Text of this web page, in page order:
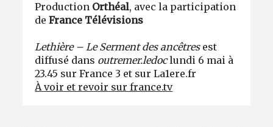
Production Orthéal, avec la participation
deFrance Télévisions
Lethière – Le Serment des ancêtresest
diffusé dans outremer.ledoclundi 6 mai à
23.45 sur France 3 et sur La1ere.fr
À voir et revoir sur france.tv